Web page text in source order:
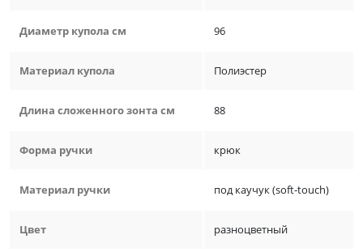
Диаметр купола см 96
Материал купола Полиэстер
Длина сложенного зонта см 88
Форма ручки крюк
Материал ручки под каучук (soft-touch)
Цвет разноцветный